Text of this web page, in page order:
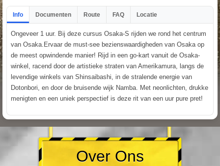
Info Documenten Route FAQ Locatie
Ongeveer 1 uur. Bij deze cursus Osaka-S rijden we rond het centrum
van Osaka.Ervaar de must-see bezienswaardigheden van Osaka op
de meest opwindende manier! Rijd in een go-kart vanuit de Osaka-
winkel, racend door de artistieke straten van Amerikamura, langs de
levendige winkels van Shinsaibashi, in de stralende energie van
Dotonbori, en door de bruisende wijk Namba. Met neonlichten, drukke
menigten en een uniek perspectief is deze rit van een uur pure pret!
Over Ons